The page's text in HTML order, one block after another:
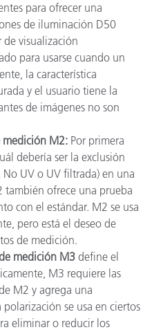
para ofrecer una
de iluminación D50
visualización
para usarse cuando un
la característica
y el usuario tiene la
de imágenes no son
M2: Por primera
debería ser la exclusión
UV o UV filtrada) en una
también ofrece una prueba
con el estándar. M2 se usa
pero está el deseo de
de medición.
medición M3 define el
M3 requiere las
M2 y agrega una
se usa en ciertos
eliminar o reducir los